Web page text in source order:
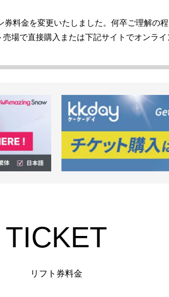
料金を変更いたしました。何卒ご理解の
場で直接購入または下記サイトでオンライ
TICKET
リフト券料金